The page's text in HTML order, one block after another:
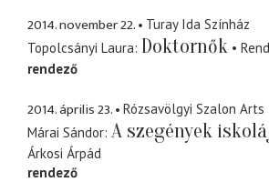
2014. november 22.
Turay Ida Színház
Topolcsányi Laura Doktornők
rendező
2014. április 23.
Rózsavölgyi Szalon Arts
Márai Sándor A szegények
Árkosi Árpád
rendező